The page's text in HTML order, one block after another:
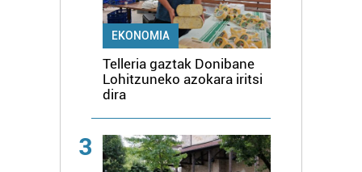
EKONOMIA
Telleria gaztak Donibane
Lohitzuneko azokara iritsi
dira
3